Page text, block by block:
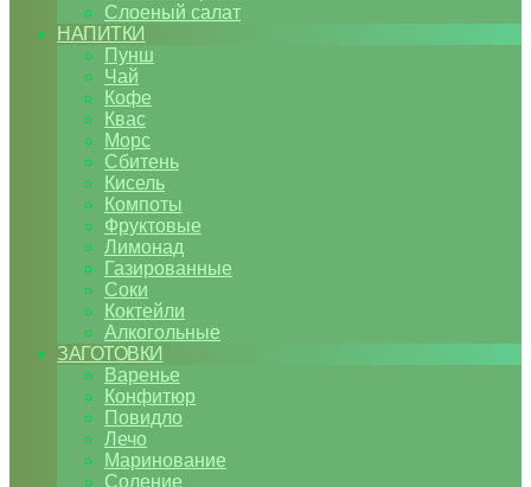
Слоеный салат
НАПИТКИ
Пунш
Чай
Кофе
Квас
Морс
Сбитень
Кисель
Компоты
Фруктовые
Лимонад
Газированные
Соки
Коктейли
Алкогольные
ЗАГОТОВКИ
Варенье
Конфитюр
Повидло
Лечо
Маринование
Соление